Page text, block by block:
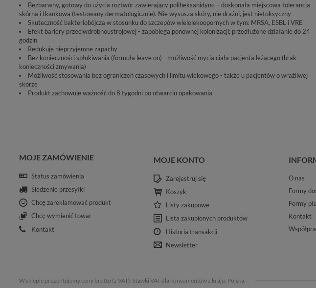
Bezbarwny, gotowy do użycia roztwór zawierający poliheksanidynę – doskonała miejscowa tolerancja
skórna i tkankowa (testowany dermatologicznie). Nie wysusza skóry, nie drażni, jest nietoksyczny
Skuteczność bakteriobójcza w stosunku do szczepów wielolekoopornych w tym: MRSA, ESBL i VRE
Efekt bariery przeciwdrobnoustrojowej - zapobiega ponownej kolonizacji; przedłużone działanie do 24
godzin
Redukuje nieprzyjemne zapachy
Bez konieczności spłukiwania (formuła leave on) - możliwość mycia ciała pacjenta leżącego (brak
konieczności zmywania)
Możliwość stosowania bez ograniczeń czasowych i limitu wiekowego - także u pacjentów o wrażliwej
skórze
Produkt zachowuje ważność do 8 tygodni po otwarciu opakowania
MOJE ZAMÓWIENIE
Status zamówienia
Śledzenie przesyłki
Chcę zareklamować produkt
Chcę wymienić towar
Kontakt
MOJE KONTO
Zarejestruj się
Koszyk
Listy zakupowe
Lista zakupionych produktów
Historia transakcji
Newsletter
O nas
Formy
Formy
Kontakt
W sklepie prezentujemy ceny brutto (z VAT). Stawki VAT dla konsumentów z kraju: Polska.